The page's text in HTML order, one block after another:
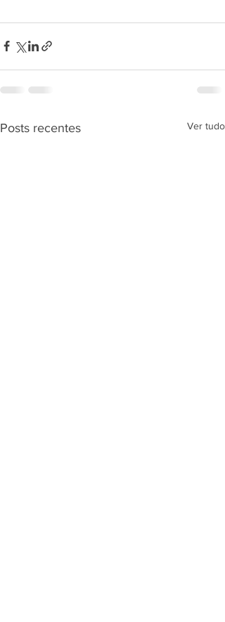
Posts recentes Ver tudo